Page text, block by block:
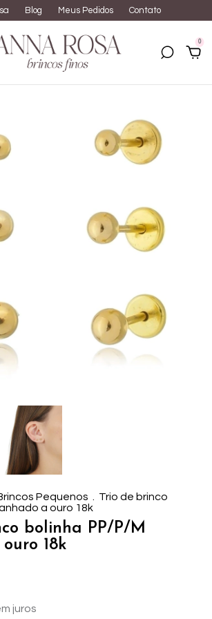
Blog Meus Pedidos Contato
0
Pequenos
Trio de brinco
a ouro 18k
bolinha PP/P/M
18k
juros